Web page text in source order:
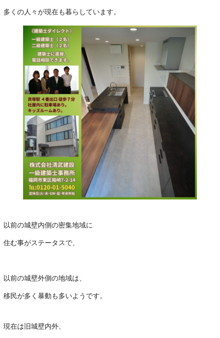
多くの人々が現在も暮らしています。
以前の城壁内側の密集地域に
住む事がステータスで、
以前の城壁外側の地域は、
移民が多く暴動も多いようです。
現在は旧城壁内外、